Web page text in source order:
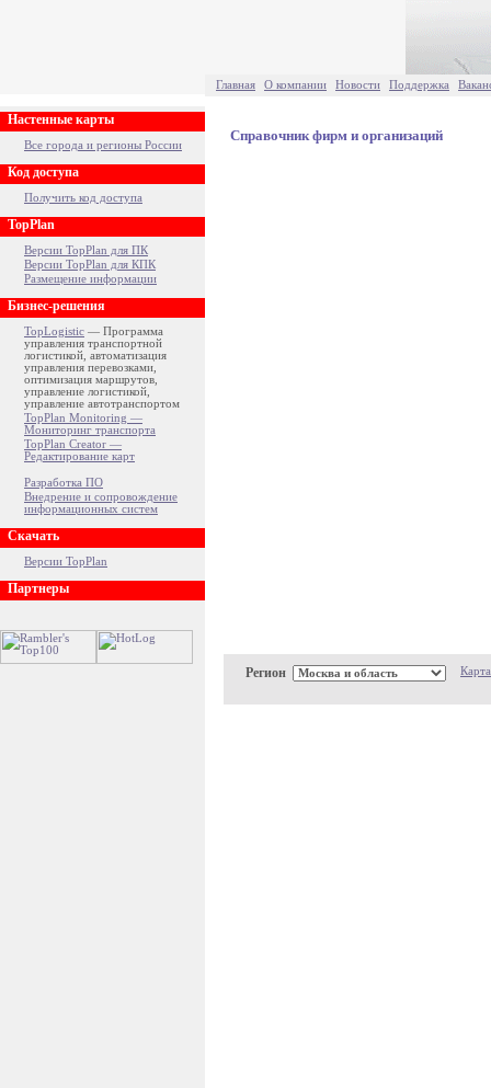
Главная О компании Новости Поддержка
Настенные карты
Все города и регионы России
Код доступа
Получить код доступа
TopPlan
Версии TopPlan для ПК
Версии TopPlan для КПК
Размещение информации
Бизнес-решения
TopLogistic — Программа
управления транспортной
логистикой, автоматизация
управления перевозками,
оптимизация маршрутов,
управление логистикой,
управление автотранспортом
TopPlan Monitoring —
Мониторинг транспорта
TopPlan Creator —
Редактирование карт
Разработка ПО
Внедрение и сопровождение
информационных систем
Скачать
Версии TopPlan
Партнеры
Справочник фирм и организаций
Регион Карта